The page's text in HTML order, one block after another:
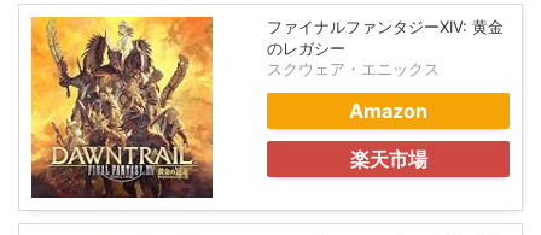
ファイナルファンタジーXIV: 黄金
のレガシー
スクウェア・エニックス
Amazon
楽天市場